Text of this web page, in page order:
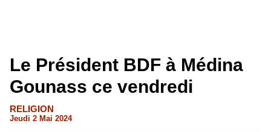
Le Président BDF à Médina
Gounass ce vendredi
RELIGION
Jeudi 2 Mai 2024